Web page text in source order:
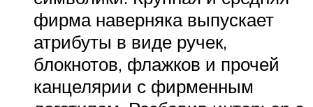
фирма наверняка выпускает
атрибуты в виде ручек,
блокнотов, флажков и прочей
канцелярии с фирменным